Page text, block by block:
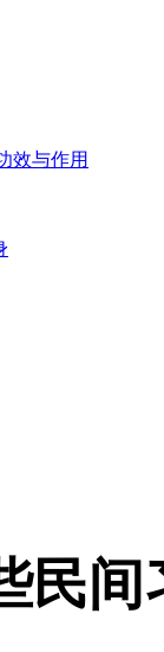
效与作用
民间